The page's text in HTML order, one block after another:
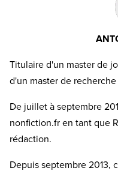
Titulaire d'un master de
d'un master de
De juillet à septembre
nonfiction.fr en tant que
rédaction.
Depuis septembre 2013,